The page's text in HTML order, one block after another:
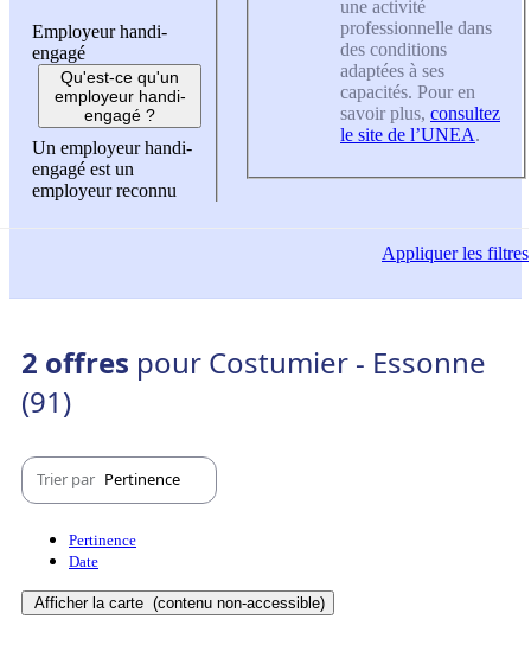
Employeur handi-
engagé
Qu'est-ce qu'un
employeur handi-
engagé ?
Un employeur handi-
engagé est un
employeur reconnu
une activité
professionnelle dans
des conditions
adaptées à ses
capacités. Pour en
savoir plus, consultez
le site de l’UNEA.
Appliquerles filtres
2 offres pour Costumier - Essonne
(91)
Trier par Pertinence
Pertinence
Date
Afficher la carte (contenu non-accessible)